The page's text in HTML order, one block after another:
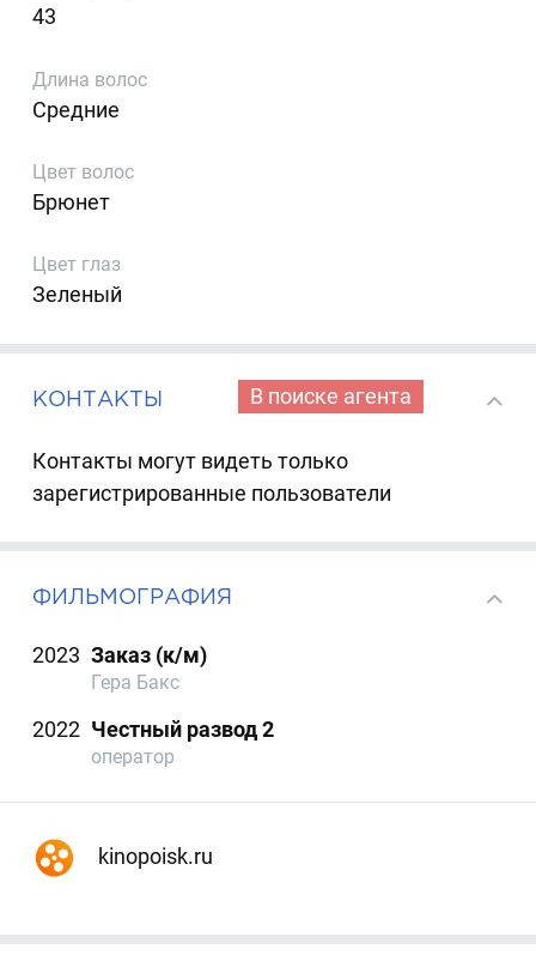
43
Длина волос
Средние
Цвет волос
Брюнет
Цвет глаз
Зеленый
КОНТАКТЫ В поиске агента
Контакты могут видеть только
зарегистрированные пользователи
ФИЛЬМОГРАФИЯ
2023 Заказ (к/м)
Гера Бакс
2022 Честный развод 2
оператор
kinopoisk.ru